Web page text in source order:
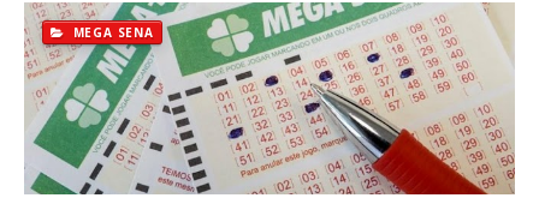
MEGA SENA